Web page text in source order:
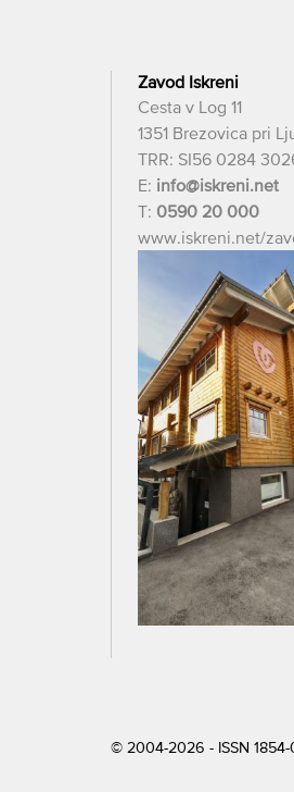
Zavod Iskreni
Cesta v Log 11
1351 Brezovica pri
TRR: SI56 0284
E: info@iskreni.net
T: 0590 20 000
www.iskreni.net/
© 2004-2026 - ISSN